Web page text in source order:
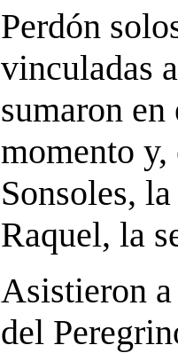
Perdón
vinculadas
sumaron
momento y,
Sonsoles,
Raquel, la
Asistieron
del